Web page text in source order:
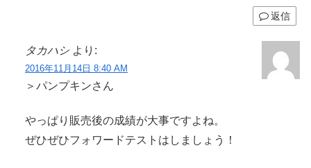
返信
タカハシ より:
2016年11月14日 8:40 AM
＞パンプキンさん
やっぱり販売後の成績が大事ですよね。
ぜひぜひフォワードテストはしましょう！